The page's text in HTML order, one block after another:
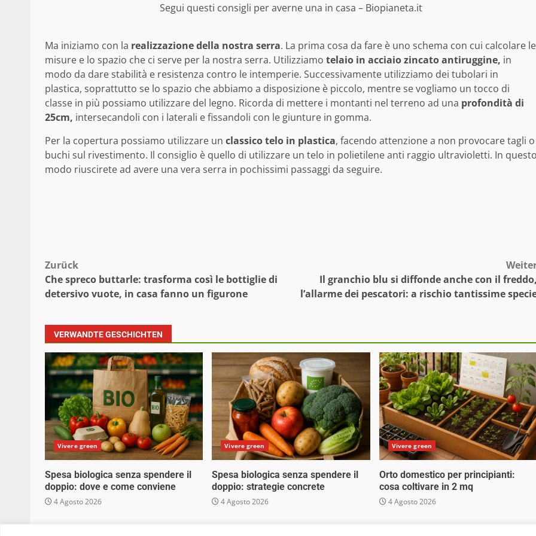
Segui questi consigli per averne una in casa – Biopianeta.it
Ma iniziamo con la realizzazione della nostra serra. La prima cosa da fare è uno schema con cui calcolare le
misure e lo spazio che ci serve per la nostra serra. Utilizziamo telaio in acciaio zincato antiruggine, in
modo da dare stabilità e resistenza contro le intemperie. Successivamente utilizziamo dei tubolari in
plastica, soprattutto se lo spazio che abbiamo a disposizione è piccolo, mentre se vogliamo un tocco di
classe in più possiamo utilizzare del legno. Ricorda di mettere i montanti nel terreno ad una profondità di
25cm, intersecandoli con i laterali e fissandoli con le giunture in gomma.
Per la copertura possiamo utilizzare un classico telo in plastica, facendo attenzione a non provocare tagli o
buchi sul rivestimento. Il consiglio è quello di utilizzare un telo in polietilene anti raggio ultravioletti. In
modo riuscirete ad avere una vera serra in pochissimi passaggi da seguire.
Beitragsnavigation
Zurück
Che spreco buttarle: trasforma così le bottiglie di
detersivo vuote, in casa fanno un figurone
Il granchio blu si diffonde anche con il
l’allarme dei pescatori: a rischio tantissime
VERWANDTE GESCHICHTEN
Vivere green
Spesa biologica senza spendere il
doppio: dove e come conviene
4 Agosto 2026
Vivere green
Spesa biologica senza spendere il
doppio: strategie concrete
4 Agosto 2026
Vivere green
Orto domestico per principianti:
cosa coltivare in 2 mq
4 Agosto 2026